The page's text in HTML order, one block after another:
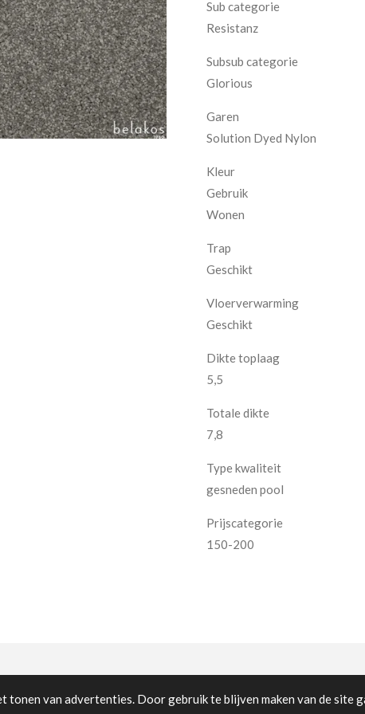
van advertenties. Door gebruik te blijven maken van de site
Sub categorie
Resistanz
Subsub categorie
Glorious
Garen
Solution Dyed Nylon
Kleur
Gebruik
Wonen
Trap
Geschikt
Vloerverwarming
Geschikt
Dikte toplaag
5,5
Totale dikte
7,8
Type kwaliteit
gesneden pool
Prijscategorie
150-200